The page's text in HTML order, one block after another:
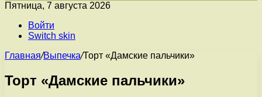
Пятница, 7 августа 2026
Войти
Switch skin
Главная/Выпечка/Торт «Дамские пальчики»
Торт «Дамские пальчики»